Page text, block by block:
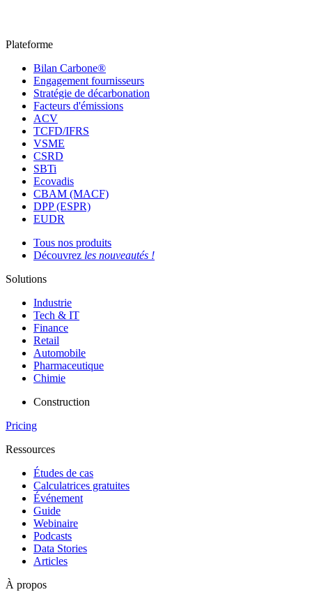
Plateforme
Bilan Carbone®
Engagement fournisseurs
Stratégie de décarbonation
Facteurs d'émissions
ACV
TCFD/IFRS
VSME
CSRD
SBTi
Ecovadis
CBAM (MACF)
DPP (ESPR)
EUDR
Tous nos produits
Découvrez les nouveautés !
Solutions
Industrie
Tech & IT
Finance
Retail
Automobile
Pharmaceutique
Chimie
Construction
Pricing
Ressources
Études de cas
Calculatrices gratuites
Événement
Guide
Webinaire
Podcasts
Data Stories
Articles
À propos